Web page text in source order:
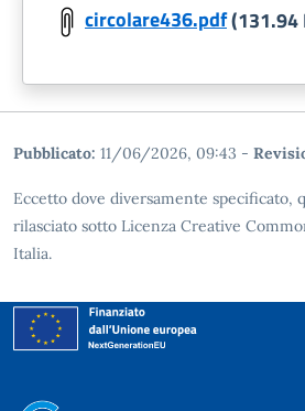
circolare436.pdf(131.94
Pubblicato: 11/06/2026, 09:43 -
Eccetto dove diversamente specificato,
rilasciato sotto Licenza Creative
Italia.